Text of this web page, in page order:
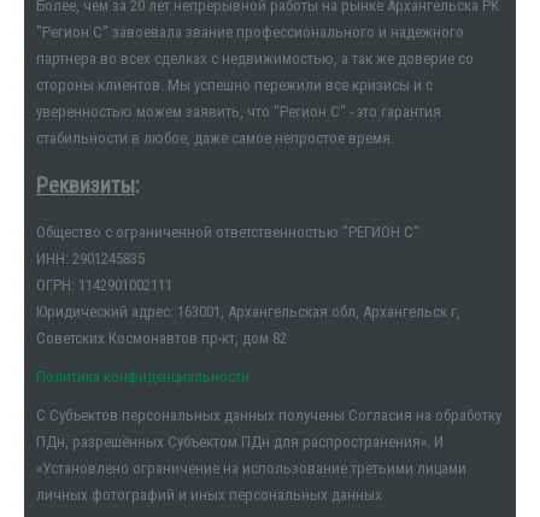
Более, чем за 20 лет непрерывной работы на рынке Архангельска РК
"Регион С" завоевала звание профессионального и надежного
партнера во всех сделках с недвижимостью, а так же доверие со
стороны клиентов. Мы успешно пережили все кризисы и с
уверенностью можем заявить, что "Регион С" - это гарантия
стабильности в любое, даже самое непростое время.
Реквизиты:
Общество с ограниченной ответственностью "РЕГИОН С"
ИНН: 2901245835
ОГРН: 1142901002111
Юридический адрес: 163001, Архангельская обл, Архангельск г,
Советских Космонавтов пр-кт, дом 82
Политика конфиденциальности
С Субъектов персональных данных получены Согласия на обработку
ПДн, разрешённых Субъектом ПДн для распространения». И
«Установлено ограничение на использование третьими лицами
личных фотографий и иных персональных данных